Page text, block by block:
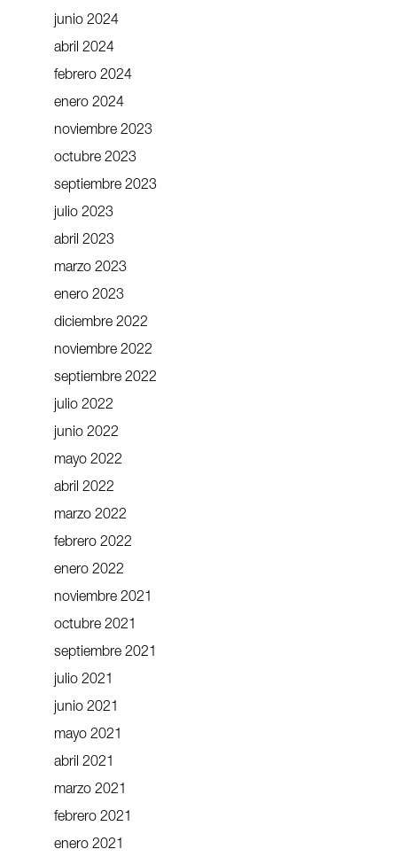
junio 2024
abril 2024
febrero 2024
enero 2024
noviembre 2023
octubre 2023
septiembre 2023
julio 2023
abril 2023
marzo 2023
enero 2023
diciembre 2022
noviembre 2022
septiembre 2022
julio 2022
junio 2022
mayo 2022
abril 2022
marzo 2022
febrero 2022
enero 2022
noviembre 2021
octubre 2021
septiembre 2021
julio 2021
junio 2021
mayo 2021
abril 2021
marzo 2021
febrero 2021
enero 2021